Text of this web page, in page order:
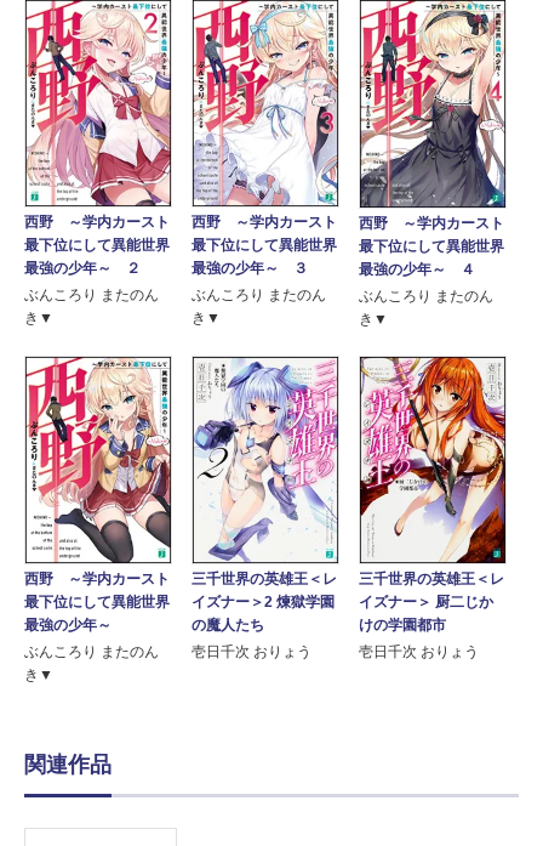
西野 ～学内カースト
最下位にして異能世界
最強の少年～ ２
ぶんころり またのん
き▼
西野 ～学内カースト
最下位にして異能世界
最強の少年～ ３
ぶんころり またのん
き▼
西野 ～学内カースト
最下位にして異能世界
最強の少年～ ４
ぶんころり またのん
き▼
西野 ～学内カースト
最下位にして異能世界
最強の少年～
ぶんころり またのん
き▼
三千世界の英雄王＜レ
イズナー＞2 煉獄学園
の魔人たち
壱日千次 おりょう
三千世界の英雄王＜レ
イズナー＞ 厨二じか
けの学園都市
壱日千次 おりょう
関連作品